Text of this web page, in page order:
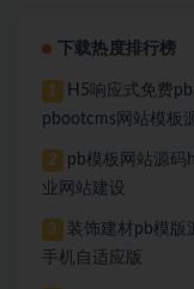
下载热度排行榜
1
H5响应式免费
pbootcms网站模板
2
pb模板网站源码
业网站建设
3
装饰建材pb模版
手机自适应版